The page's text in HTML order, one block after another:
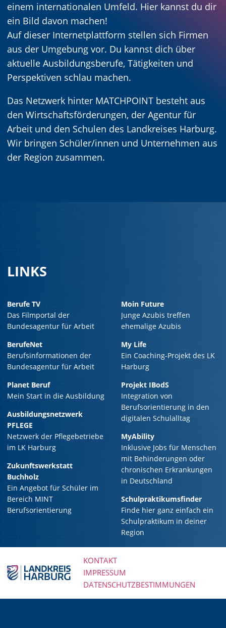
einem internationalen Umfeld. Hier kannst du dir
ein Bild davon machen!
Auf dieser Internetplattform stellen sich Firmen
aus der Umgebung vor. Du kannst dich über
aktuelle Ausbildungsberufe, Tätigkeiten und
Perspektiven schlau machen.
Das Netzwerk hinter MATCHPOINT besteht aus
den Wirtschaftsförderungen, der Agentur für
Arbeit und den Schulen des Landkreises Harburg.
Wir bringen Schüler/innen und Unternehmen aus
der Region zusammen.
LINKS
Berufe TV
Das Filmportal der
Bundesagentur für Arbeit
BerufeNet
Berufsinformationen der
Bundesagentur für Arbeit
Planet Beruf
Mein Start in die Ausbildung
Ausbildungsnetzwerk
PFLEGE
Netzwerk der Pflegebetriebe
im LK Harburg
Zukunftswerkstatt
Buchholz
Ein Angebot für Schüler im
Bereich MINT
Berufsorientierung
Moin Future
Junge Azubis treffen
ehemalige Azubis
My Life
Ein Coaching-Projekt des LK
Harburg
Projekt IBodS
Integration von
Berufsorientierung in den
digitalen Schulalltag
MyAbility
Inklusive Jobs für Menschen
mit Behinderungen oder
chronischen Erkrankungen
in Deutschland
Schulpraktikumsfinder
Finde hier ganz einfach ein
Schulpraktikum in deiner
Region
Navigation
überspringen
KONTAKT
IMPRESSUM
DATENSCHUTZBESTIMMUNGEN